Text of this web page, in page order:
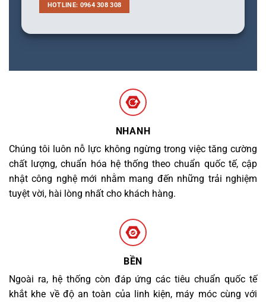
HOTLINE: 0964 308 308
NHANH
Chúng tôi luôn nỗ lực không ngừng trong việc tăng cường
chất lượng, chuẩn hóa hệ thống theo chuẩn quốc tế, cập
nhật công nghệ mới nhằm mang đến những trải nghiệm
tuyệt vời, hài lòng nhất cho khách hàng.
BỀN
Ngoài ra, hệ thống còn đáp ứng các tiêu chuẩn quốc tế
khắt khe về độ an toàn của linh kiện, máy móc cùng với